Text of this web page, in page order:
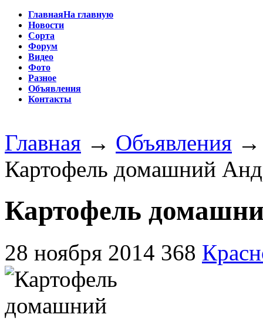
ГлавнаяНа главную
Новости
Сорта
Форум
Видео
Фото
Разное
Объявления
Контакты
Главная → Объявления
Картофель домашний
Картофель
28 ноября 2014 368